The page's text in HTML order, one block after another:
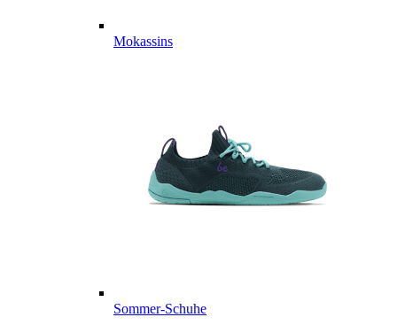
Mokassins
Sommer-Schuhe